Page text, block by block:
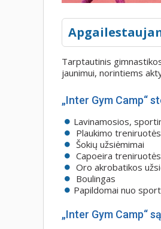
Tarptautinis
jaunimui, norintiems
„Inter Gym Camp“
Lavinamosios,
Plaukimo
Šokių užsiėmimai
Capoeira treniruotės
Oro akrobatikos
Boulingas
Papildomai nuo
„Inter Gym Camp“